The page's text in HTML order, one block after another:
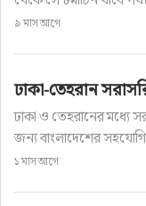
৯ মাস আগে
ঢাকা-তেহরান
ঢাকা ও তেহরানের মধ্যে
জন্য বাংলাদেশের
১ মাস আগে